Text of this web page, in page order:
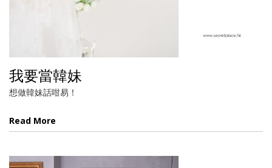
我要當韓妹
想做韓妹話咁易！
Read More